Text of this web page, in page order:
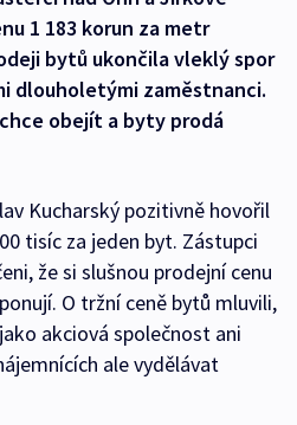
1 183 korun za metr
bytů ukončila vleklý spor
dlouholetými zaměstnanci.
obejít a byty prodá
Kucharský pozitivně hovořil
tisíc za jeden byt. Zástupci
že si slušnou prodejní cenu
O tržní ceně bytů mluvili,
akciová společnost ani
ale vydělávat